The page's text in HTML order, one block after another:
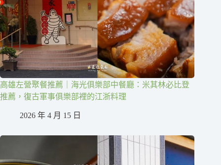
高雄左營聚餐推薦｜海光俱樂部中餐廳：米其林必比登
推薦，復古軍事俱樂部裡的江浙料理
2026 年 4 月 15 日